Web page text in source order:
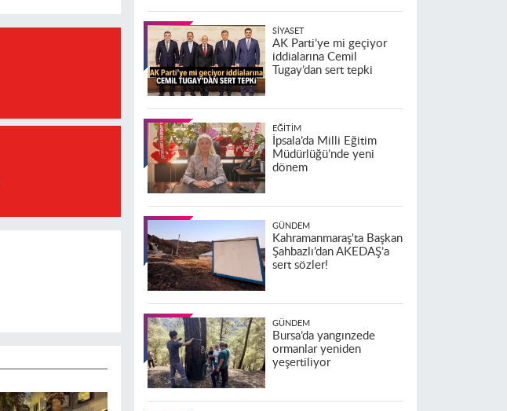
SIYASET
AK Parti’ye mi geçiyor
iddialarına Cemil
Tugay’dan sert tepki
EĞITIM
İpsala’da Milli Eğitim
Müdürlüğü’nde yeni
dönem
GÜNDEM
Kahramanmaraş'ta Başkan
Şahbazlı’dan AKEDAŞ’a
sert sözler!
GÜNDEM
Bursa’da yangınzede
ormanlar yeniden
yeşertiliyor